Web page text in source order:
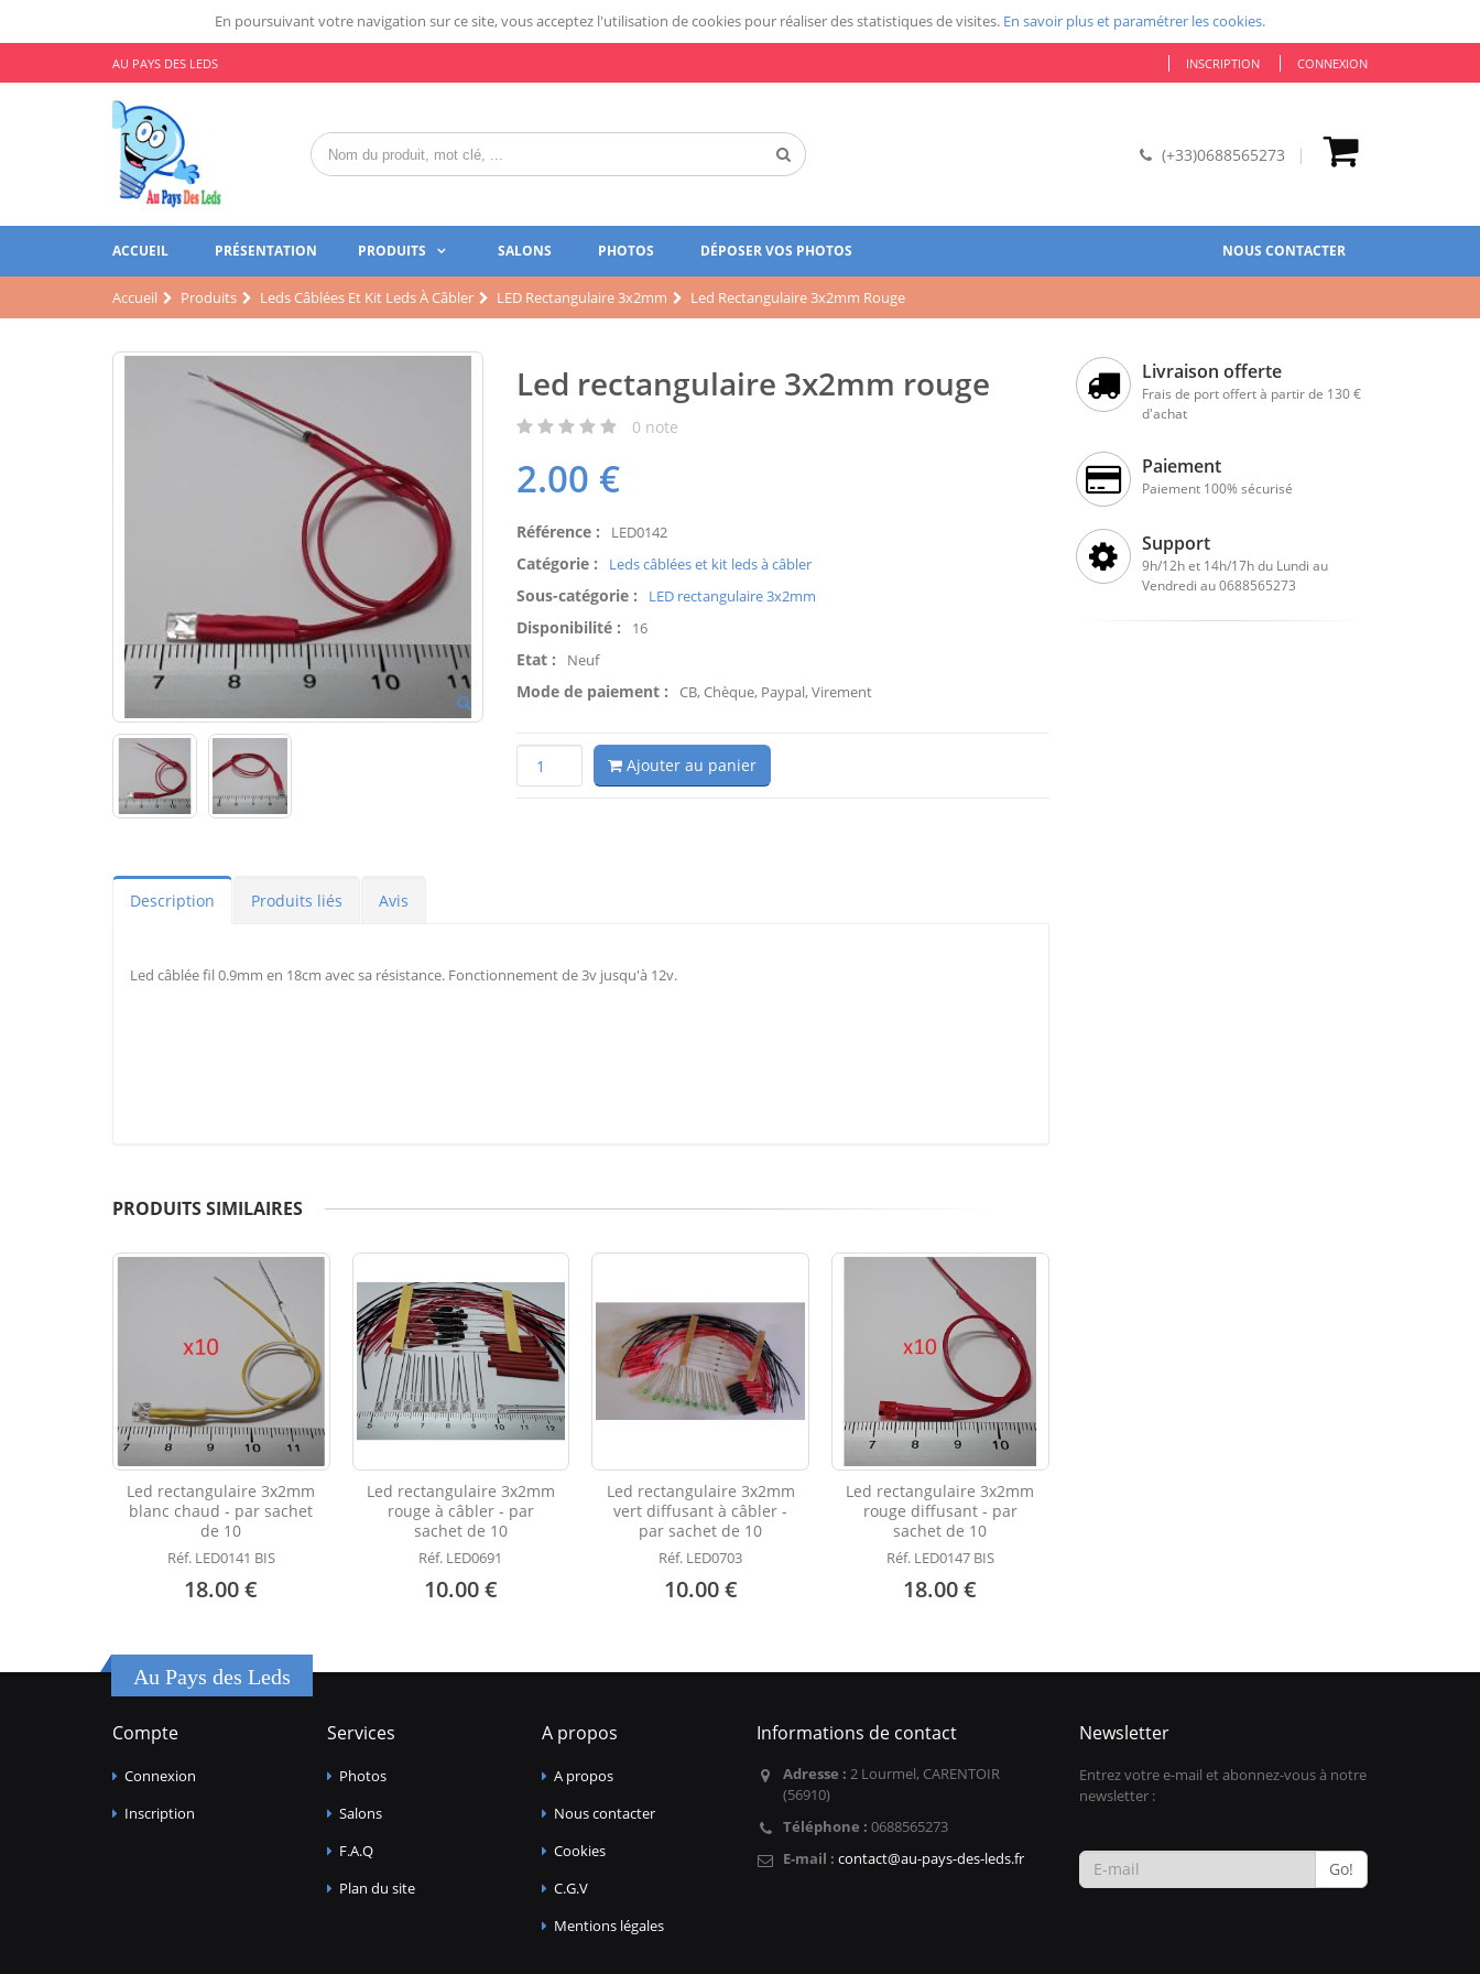
En poursuivant votre navigation sur ce site, vous acceptez l'utilisation de cookies pour réaliser des statistiques de visites. En savoir plus et paramétrer les cookies.
AU PAYS DES LEDS INSCRIPTION CONNEXION
(+33)0688565273
ACCUEIL PRÉSENTATION PRODUITS SALONS PHOTOS DÉPOSER VOS PHOTOS NOUS CONTACTER
Accueil Produits Leds Câblées Et Kit Leds À Câbler LED Rectangulaire 3x2mm Led Rectangulaire 3x2mm Rouge
Led rectangulaire 3x2mm rouge
0 note
2.00 €
Référence : LED0142
Catégorie : Leds câblées et kit leds à câbler
Sous-catégorie : LED rectangulaire 3x2mm
Disponibilité : 16
Etat : Neuf
Mode de paiement : CB, Chèque, Paypal, Virement
Ajouter au panier
Description Produits liés Avis
Led câblée fil 0.9mm en 18cm avec sa résistance. Fonctionnement de 3v jusqu'à 12v.
PRODUITS SIMILAIRES
Led rectangulaire 3x2mm
blanc chaud - par sachet
de 10
Réf. LED0141 BIS
18.00 €
Led rectangulaire 3x2mm
rouge à câbler - par
sachet de 10
Réf. LED0691
10.00 €
Led rectangulaire 3x2mm
vert diffusant à câbler -
par sachet de 10
Réf. LED0703
10.00 €
Led rectangulaire 3x2mm
rouge diffusant - par
sachet de 10
Réf. LED0147 BIS
18.00 €
Livraison offerte
Frais de port offert à partir de 130 €
d'achat
Paiement
Paiement 100% sécurisé
Support
9h/12h et 14h/17h du Lundi au
Vendredi au 0688565273
Au Pays des Leds
Compte
Connexion
Inscription
Services
Photos
Salons
F.A.Q
Plan du site
A propos
A propos
Nous contacter
Cookies
C.G.V
Mentions légales
Informations de contact
Adresse : 2 Lourmel, CARENTOIR
(56910)
Téléphone : 0688565273
E-mail : contact@au-pays-des-leds.fr
Newsletter
Entrez votre e-mail et abonnez-vous à notre
newsletter :
Go!